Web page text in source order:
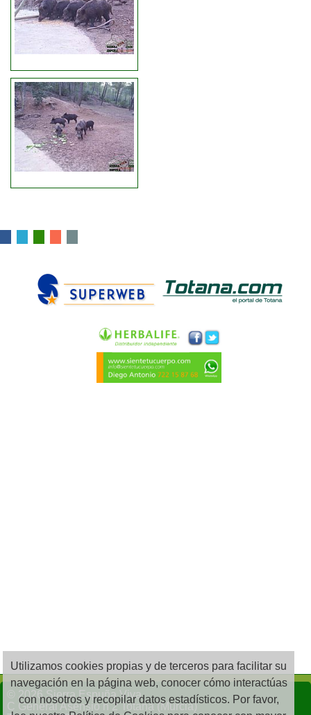
© 2026 Sierra Espuña Viva
C General Asensio n 2 Totana (Murcia)
Utilizamos cookies propias y de terceros para facilitar su
navegación en la página web, conocer cómo interactúas
con nosotros y recopilar datos estadísticos. Por favor,